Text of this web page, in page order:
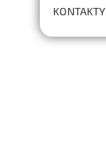
KONTAKTY